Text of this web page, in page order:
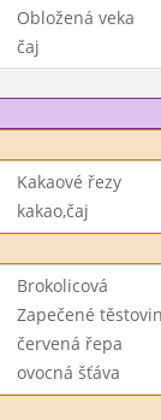
Obložená veka
čaj
Kakaové řezy
kakao,čaj
Brokolicová
Zapečené
červená řepa
ovocná šťáva